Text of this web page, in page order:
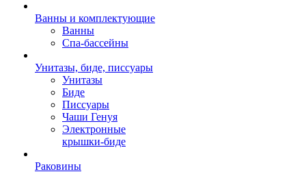
Ванны и комплектующие
Ванны
Спа-бассейны
Унитазы, биде, писсуары
Унитазы
Биде
Писсуары
Чаши Генуя
Электронные
крышки-биде
Раковины